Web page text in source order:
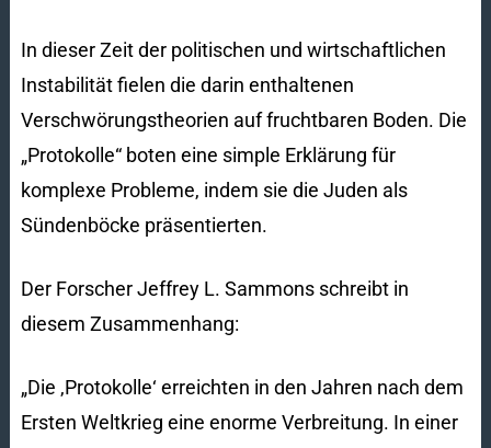
In dieser Zeit der politischen und wirtschaftlichen
Instabilität fielen die darin enthaltenen
Verschwörungstheorien auf fruchtbaren Boden. Die
„Protokolle“ boten eine simple Erklärung für
komplexe Probleme, indem sie die Juden als
Sündenböcke präsentierten.
Der Forscher Jeffrey L. Sammons schreibt in
diesem Zusammenhang:
„Die ‚Protokolle‘ erreichten in den Jahren nach dem
Ersten Weltkrieg eine enorme Verbreitung. In einer